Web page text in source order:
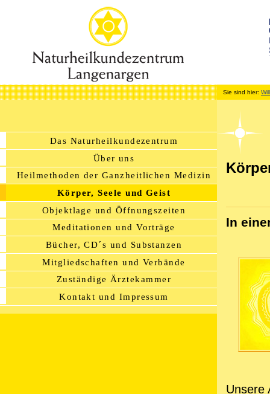
Sie sind hier:
Das Naturheilkundezentrum
Über uns
Heilmethoden der Ganzheitlichen Medizin
Körper, Seele und Geist
Objektlage und Öffnungszeiten
Meditationen und Vorträge
Bücher, CD´s und Substanzen
Mitgliedschaften und Verbände
Zuständige Ärztekammer
Kontakt und Impressum
In
Unsere